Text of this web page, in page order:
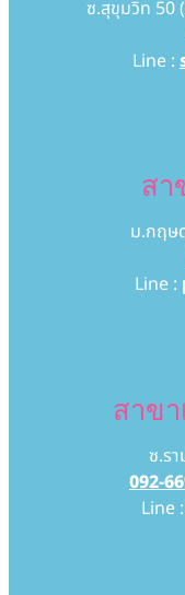
ซ.สุขุมวิท 50
Line :
ส
ม.กฤษ
Line :
สาข
ซ.ร
092-
Line :